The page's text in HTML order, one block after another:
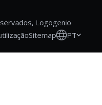
Logogenio
Sitemap PT